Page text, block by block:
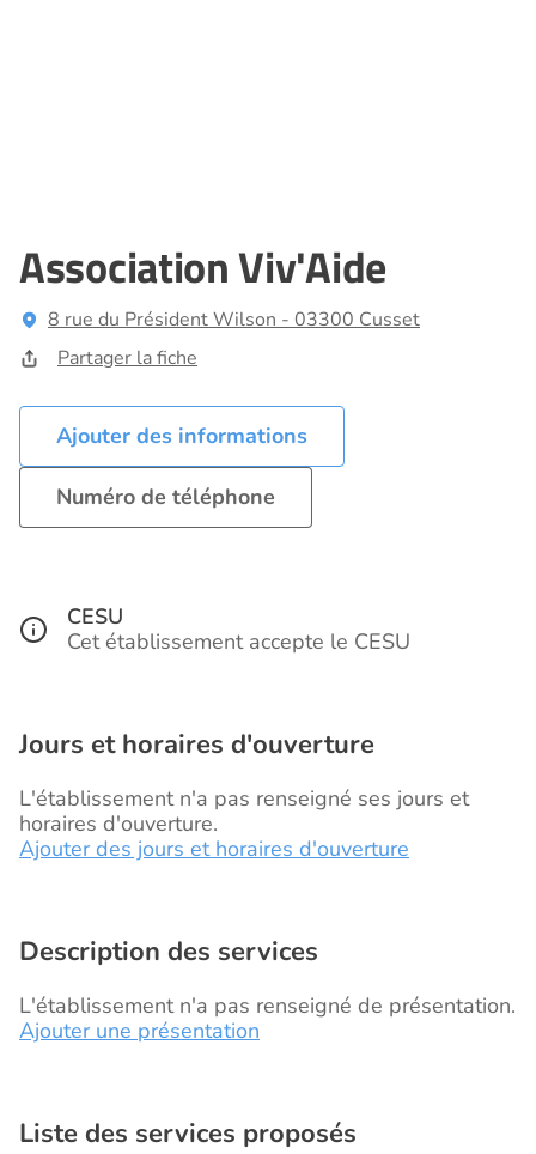
Association Viv'Aide
8 rue du Président Wilson - 03300 Cusset
Partager la fiche
Ajouter des informations
Numéro de téléphone
CESU
Cet établissement accepte le CESU
Jours et horaires d'ouverture
L'établissement n'a pas renseigné ses jours et
horaires d'ouverture.
Ajouter des jours et horaires d'ouverture
Description des services
L'établissement n'a pas renseigné de présentation.
Ajouter une présentation
Liste des services proposés